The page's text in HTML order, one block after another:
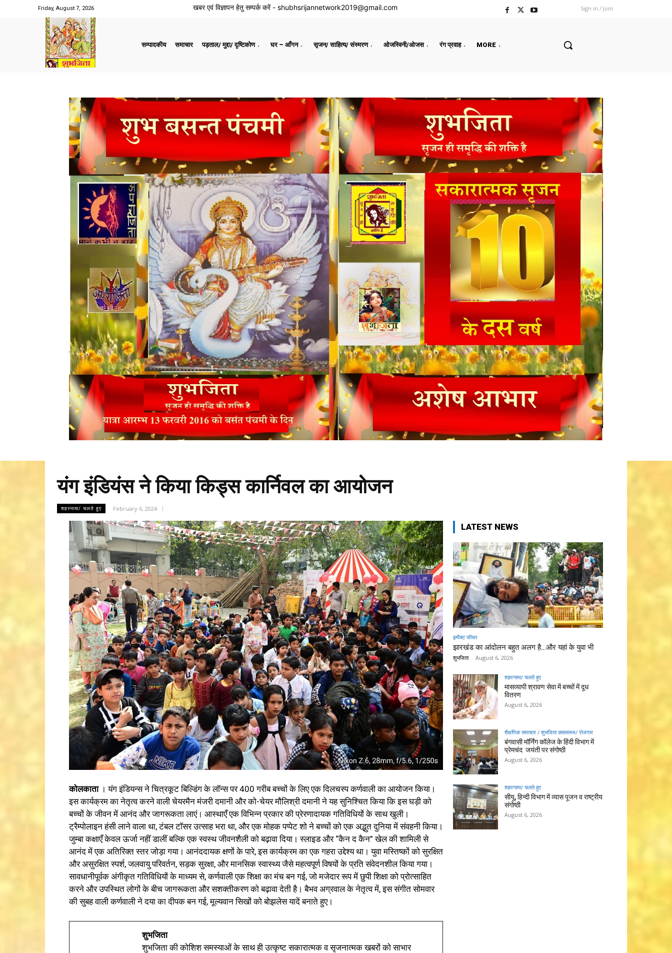
Friday, August 7, 2026 खबर एवं विज्ञापन हेतु सम्पर्क करें - shubhsrijannetwork2019@gmail.com Sign in / Join
सम्पादकीय समाचार पड़ताल/ मुद्दा/ दृष्टिकोण घर – आँगन सृजन/ साहित्य/ संस्मरण ओजस्विनी/ओजस रंग प्रवाह MORE
यंग इंडियंस ने किया किड्स कार्निवल का आयोजन
शहरनामा/ चलते हुए February 6, 2024
कोलकाता। यंग इंडियन्स ने चित्रकूट बिल्डिंग के लॉन्स पर 400 गरीब बच्चों के लिए एक दिलचस्प कर्णवाली का आयोजन किया।
इस कार्यक्रम का नेतृत्व करने वाली चेयरमैन मंजरी दमानी और को-चेयर मौलिश्री दमानी ने यह सुनिश्चित किया कि इस घड़ी को
बच्चों के जीवन में आनंद और जागरूकता लाएं। आस्थाएँ एक विभिन्न प्रकार की प्रेरणादायक गतिविधियों के साथ खुली।
ट्रैम्पोलाइन हंसी लाने वाला था, टंबल टॉसर उत्साह भरा था, और एक मोहक पप्पेट शो ने बच्चों को एक अद्भुत दुनिया में संवहनी किया।
जुम्बा कक्षाएँ केवल ऊर्जा नहीं डालीं बल्कि एक स्वस्थ जीवनशैली को बढ़ावा दिया। स्लाइड और “कैन द कैन” खेल की शामिली से
आनंद में एक अतिरिक्त स्तर जोड़ा गया। आनंददायक क्षणों के पारे, इस कार्यक्रम का एक गहरा उद्देश्य था। युवा मस्तिष्कों को सुरक्षित
और असुरक्षित स्पर्श, जलवायु परिवर्तन, सड़क सुरक्षा, और मानसिक स्वास्थ्य जैसे महत्वपूर्ण विषयों के प्रति संवेदनशील किया गया।
सावधानीपूर्वक अंगीकृत गतिविधियों के माध्यम से, कर्णवाली एक शिक्षा का मंच बन गई, जो मजेदार रूप में छुपी शिक्षा को प्रोत्साहित
करने और उपस्थित लोगों के बीच जागरूकता और सशक्तीकरण को बढ़ावा देती है। बैभव अग्रवाल के नेतृत्व में, इस संगीत सोमवार
की सुबह वाली कर्णवाली ने दया का दीपक बन गई, मूल्यवान सिखों को बोझलेस यादें बनाते हुए।
शुभजिता
शुभजिता की कोशिश समस्याओं के साथ ही उत्कृष्ट सकारात्मक व सृजनात्मक खबरों को साभार
LATEST NEWS
इम्पैक्ट फीचर
झारखंड का आंदोलन बहुत अलग है…और यहां के युवा भी
शुभजिता - August 6, 2026
शहरनामा/ चलते हुए
मासव्यापी श्रावण सेवा में बच्चों में दूध
वितरण
August 6, 2026
शैक्षणिक समाचार / शुभजिता क्सासरूम/ रोजगार
बंगवासी मॉर्निंग कॉलेज के हिंदी विभाग में
प्रेमचंद जयंती पर संगोष्ठी
August 6, 2026
शहरनामा/ चलते हुए
सीयू, हिन्दी विभाग में व्यास पूजन व राष्ट्रीय
संगोष्ठी
August 6, 2026